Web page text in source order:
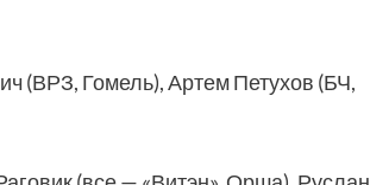
(ВРЗ, Гомель), Артем Петухов (БЧ,